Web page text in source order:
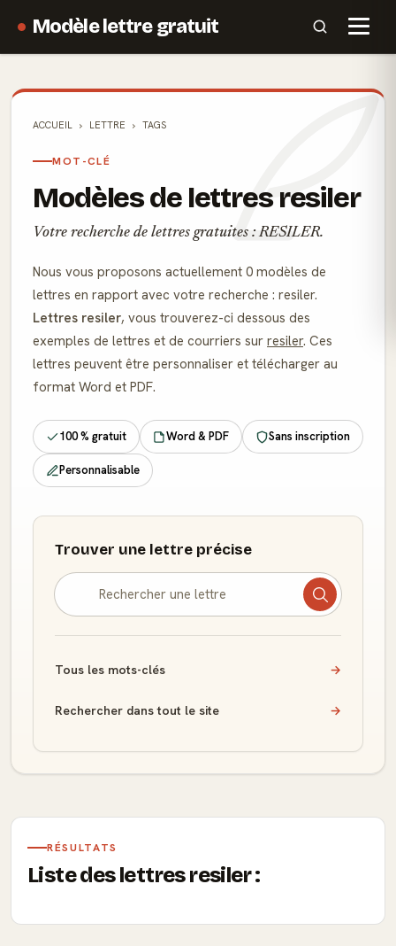
Modèle lettre gratuit
ACCUEIL LETTRE TAGS
MOT-CLÉ
Modèles de lettres resiler
Votre recherche de lettres gratuites : RESILER.
Nous vous proposons actuellement 0 modèles de
lettres en rapport avec votre recherche : resiler.
Lettres resiler, vous trouverez-ci dessous des
exemples de lettres et de courriers sur resiler. Ces
lettres peuvent être personnaliser et télécharger au
format Word et PDF.
100 % gratuit Word & PDF Sans inscription
Personnalisable
Trouver une lettre précise
Tous les mots-clés →
Rechercher dans tout le site →
RÉSULTATS
Liste des lettres resiler :